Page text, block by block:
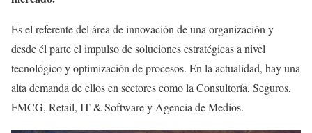
Es el referente del área de innovación de una organización y
desde él parte el impulso de soluciones estratégicas a nivel
tecnológico y optimización de procesos. En la actualidad, hay una
alta demanda de ellos en sectores como la Consultoría, Seguros,
FMCG, Retail, IT & Software y Agencia de Medios.